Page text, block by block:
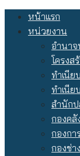
Skip หน้าแรก
หน่วยงาน
อำนา
โครงส
ทำเนี
ทำเนีย
สำนัก
กองคลั
กองก
กองช่าง